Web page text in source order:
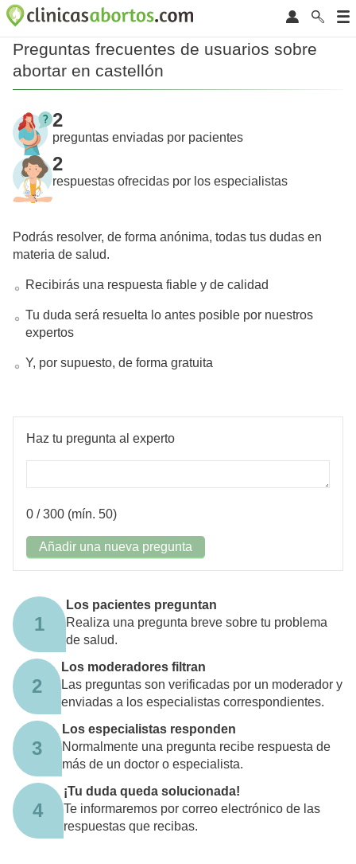
Preguntas frecuentes de usuarios sobre
abortar en castellón
2
preguntas enviadas por pacientes
2
respuestas ofrecidas por los especialistas
Podrás resolver, de forma anónima, todas tus dudas en
materia de salud.
Recibirás una respuesta fiable y de calidad
Tu duda será resuelta lo antes posible por nuestros
expertos
Y, por supuesto, de forma gratuita
Haz tu pregunta al experto
0 / 300 (mín. 50)
Añadir una nueva pregunta
1
Los pacientes preguntan
Realiza una pregunta breve sobre tu problema
de salud.
2
Los moderadores filtran
Las preguntas son verificadas por un moderador y
enviadas a los especialistas correspondientes.
3
Los especialistas responden
Normalmente una pregunta recibe respuesta de
más de un doctor o especialista.
4
¡Tu duda queda solucionada!
Te informaremos por correo electrónico de las
respuestas que recibas.